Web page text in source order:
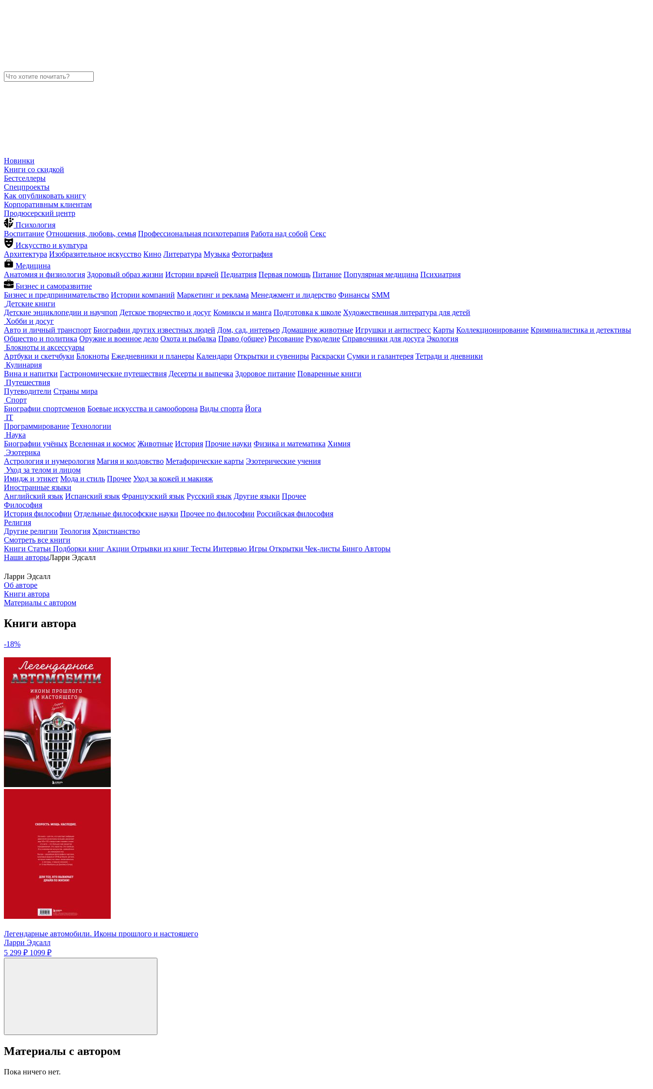
Новинки
Книги со скидкой
Бестселлеры
Спецпроекты
Как опубликовать книгу
Корпоративным клиентам
Продюсерский центр
Психология
Воспитание Отношения, любовь, семья Профессиональная психотерапия Работа над собой Секс
Искусство и культура
Архитектура Изобразительное искусство Кино Литература Музыка Фотография
Медицина
Анатомия и физиология Здоровый образ жизни Истории врачей Педиатрия Первая помощь Питание Популярная медицина Психиатрия
Бизнес и саморазвитие
Бизнес и предпринимательство Истории компаний Маркетинг и реклама Менеджмент и лидерство Финансы SMM
Детские книги
Детские энциклопедии и научпоп Детское творчество и досуг Комиксы и манга Подготовка к школе Художественная литература для детей
Хобби и досуг
Авто и личный транспорт Биографии других известных людей Дом, сад, интерьер Домашние животные Игрушки и антистресс Карты Коллекционирование Криминалистика и детективы
Общество и политика Оружие и военное дело Охота и рыбалка Право (общее) Рисование Рукоделие Справочники для досуга Экология
Блокноты и аксессуары
Артбуки и скетчбуки Блокноты Ежедневники и планеры Календари Открытки и сувениры Раскраски Сумки и галантерея Тетради и дневники
Кулинария
Вина и напитки Гастрономические путешествия Десерты и выпечка Здоровое питание Поваренные книги
Путешествия
Путеводители Страны мира
Спорт
Биографии спортсменов Боевые искусства и самооборона Виды спорта Йога
IT
Программирование Технологии
Наука
Биографии учёных Вселенная и космос Животные История Прочие науки Физика и математика Химия
Эзотерика
Астрология и нумерология Магия и колдовство Метафорические карты Эзотерические учения
Уход за телом и лицом
Имидж и этикет Мода и стиль Прочее Уход за кожей и макияж
Иностранные языки
Английский язык Испанский язык Французский язык Русский язык Другие языки Прочее
Философия
История философии Отдельные философские науки Прочее по философии Российская философия
Религия
Другие религии Теология Христианство
Смотреть все книги
Книги Статьи Подборки книг Акции Отрывки из книг Тесты Интервью Игры Открытки Чек-листы Бинго Авторы
Наши авторыЛарри Эдсалл
Ларри Эдсалл
Об авторе
Книги автора
Материалы с автором
Книги автора
-18%
Легендарные автомобили. Иконы прошлого и настоящего
Ларри Эдсалл
5 299 ₽ 1099 ₽
Материалы с автором
Пока ничего нет.